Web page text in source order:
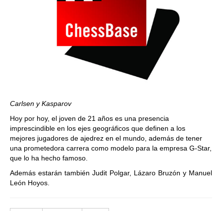
Carlsen y Kasparov
Hoy por hoy, el joven de 21 años es una presencia
imprescindible en los ejes geográficos que definen a los
mejores jugadores de ajedrez en el mundo, además de tener
una prometedora carrera como modelo para la empresa G-Star,
que lo ha hecho famoso.
Además estarán también Judit Polgar, Lázaro Bruzón y Manuel
León Hoyos.